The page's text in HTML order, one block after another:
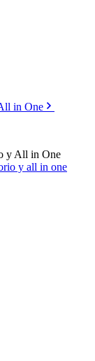
in One
y All in One
y all in one